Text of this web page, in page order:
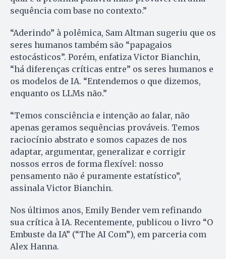
sequência com base no contexto.”
“Aderindo” à polêmica, Sam Altman sugeriu que os
seres humanos também são “papagaios
estocásticos”. Porém, enfatiza Victor Bianchin,
“há diferenças críticas entre” os seres humanos e
os modelos de IA. “Entendemos o que dizemos,
enquanto os LLMs não.”
“Temos consciência e intenção ao falar, não
apenas geramos sequências prováveis. Temos
raciocínio abstrato e somos capazes de nos
adaptar, argumentar, generalizar e corrigir
nossos erros de forma flexível: nosso
pensamento não é puramente estatístico”,
assinala Victor Bianchin.
Nos últimos anos, Emily Bender vem refinando
sua crítica à IA. Recentemente, publicou o livro “O
Embuste da IA” (“The AI Com”), em parceria com
Alex Hanna.